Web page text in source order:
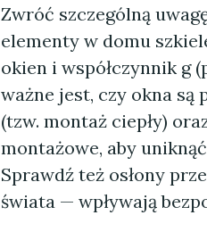
Zwróć szczególną
elementy w domu
okien i współczynnik g
ważne jest, czy okna
(tzw. montaż ciepły)
montażowe, aby
Sprawdź też osłony
świata — wpływają